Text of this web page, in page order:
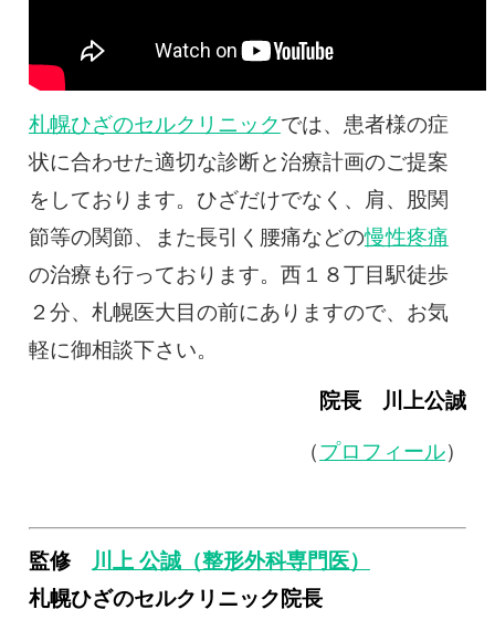
札幌ひざのセルクリニックでは、患者様の症
状に合わせた適切な診断と治療計画のご提案
をしております。ひざだけでなく、肩、股関
節等の関節、また長引く腰痛などの慢性疼痛
の治療も行っております。西１８丁目駅徒歩
２分、札幌医大目の前にありますので、お気
軽に御相談下さい。
院長 川上公誠
（プロフィール）
監修
川上 公誠（整形外科専門医）
札幌ひざのセルクリニック院長